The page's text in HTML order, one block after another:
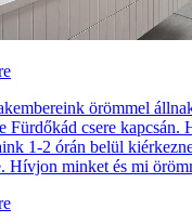
örömmel
Fürdőkád csere kapcsán.
1-2 órán belül
Hívjon minket és mi